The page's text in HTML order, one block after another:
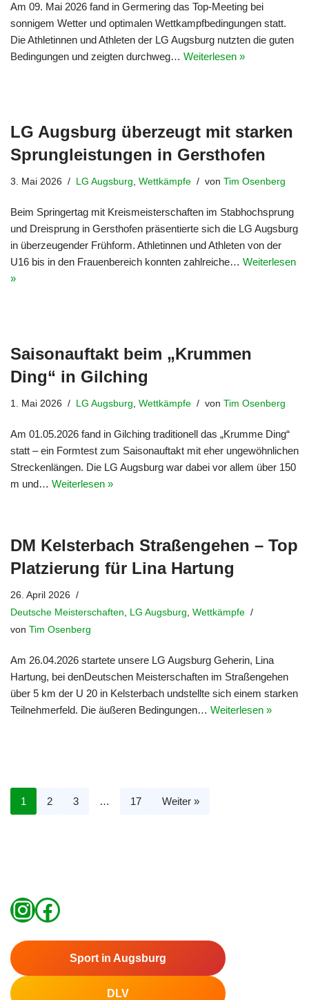
Am 09. Mai 2026 fand in Germering das Top-Meeting bei
sonnigem Wetter und optimalen Wettkampfbedingungen statt.
Die Athletinnen und Athleten der LG Augsburg nutzten die guten
Bedingungen und zeigten durchweg… Weiterlesen »
LG Augsburg überzeugt mit starken
Sprungleistungen in Gersthofen
3. Mai 2026 LG Augsburg Wettkämpfe von Tim Osenberg
Beim Springertag mit Kreismeisterschaften im Stabhochsprung
und Dreisprung in Gersthofen präsentierte sich die LG Augsburg
in überzeugender Frühform. Athletinnen und Athleten von der
U16 bis in den Frauenbereich konnten zahlreiche… Weiterlesen
»
Saisonauftakt beim „Krummen
Ding“ in Gilching
1. Mai 2026 LG Augsburg Wettkämpfe von Tim Osenberg
Am 01.05.2026 fand in Gilching traditionell das „Krumme Ding“
statt – ein Formtest zum Saisonauftakt mit eher ungewöhnlichen
Streckenlängen. Die LG Augsburg war dabei vor allem über 150
m und… Weiterlesen »
DM Kelsterbach Straßengehen – Top
Platzierung für Lina Hartung
26. April 2026
Deutsche Meisterschaften
LG Augsburg Wettkämpfe
von Tim Osenberg
Am 26.04.2026 startete unsere LG Augsburg Geherin, Lina
Hartung, bei denDeutschen Meisterschaften im Straßengehen
über 5 km der U 20 in Kelsterbach undstellte sich einem starken
Teilnehmerfeld. Die äußeren Bedingungen… Weiterlesen »
1 2 3 … 17 Weiter »
Sport in Augsburg
DLV